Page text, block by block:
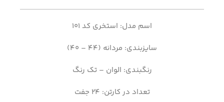
اسم مدل: استخری کد 101
سایزبندی: مردانه (44 – 40)
رنگبندی: الوان – تک رنگ
تعداد در کارتن: 24 جفت